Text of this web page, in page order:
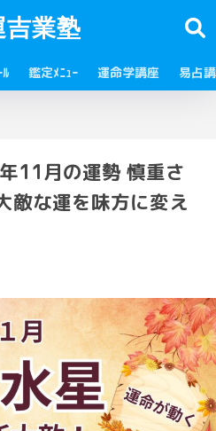
吉業塾
ﾙ 鑑定ﾒﾆｭｰ 運命学講座 易占
11月の運勢 慎重さ
敵な運を味方に変え